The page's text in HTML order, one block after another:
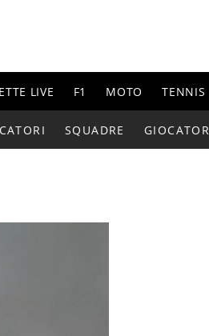
LIVE F1 MOTO TENNIS
SQUADRE